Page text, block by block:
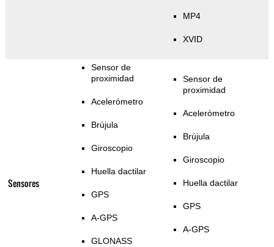
MP4
XVID
Sensores
Sensor de
proximidad
Acelerómetro
Brújula
Giroscopio
Huella dactilar
GPS
A-GPS
GLONASS
Sensor de
proximidad
Acelerómetro
Brújula
Giroscopio
Huella dactilar
GPS
A-GPS